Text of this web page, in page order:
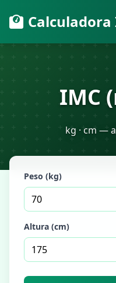
Calculadora
IMC
kg · cm —
Peso (kg)
Altura (cm)